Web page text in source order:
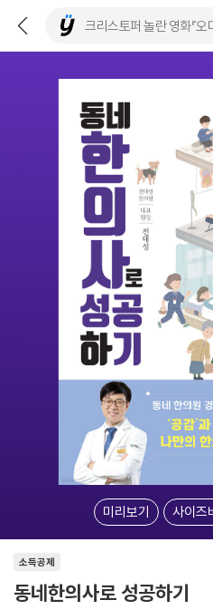
미리보기 사이즈
소득공제
동네한의사로 성공하기